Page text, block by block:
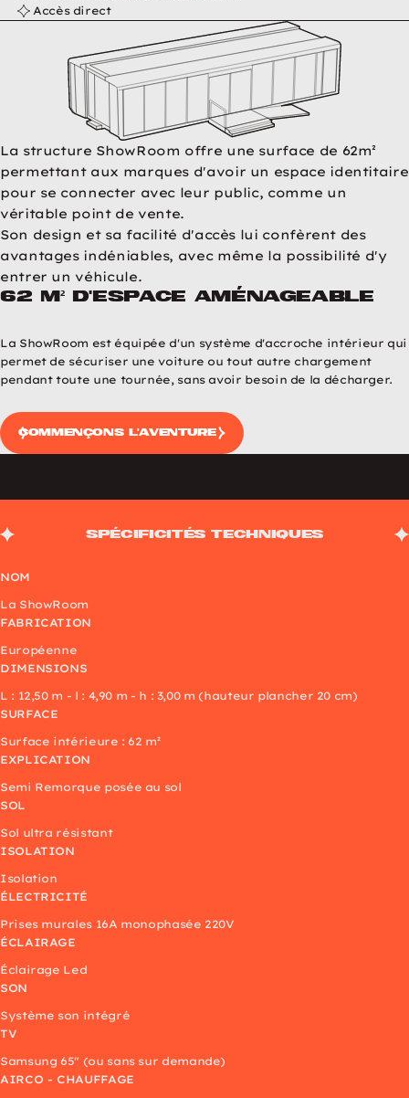
Accès direct
La structure ShowRoom offre une surface de 62m²
permettant aux marques d'avoir un espace identitaire
pour se connecter avec leur public, comme un
véritable point de vente.
Son design et sa facilité d'accès lui confèrent des
avantages indéniables, avec même la possibilité d'y
entrer un véhicule.
Photos de la ShowRoom
62 m² d'espace aménageable
La ShowRoom est équipée d'un système d'accroche intérieur qui
permet de sécuriser une voiture ou tout autre chargement
pendant toute une tournée, sans avoir besoin de la décharger.
commençons l'aventure
Spécificités techniques
NOM
La ShowRoom
FABRICATION
Européenne
DIMENSIONS
L : 12,50 m - l : 4,90 m - h : 3,00 m (hauteur plancher 20 cm)
SURFACE
Surface intérieure : 62 m²
EXPLICATION
Semi Remorque posée au sol
SOL
Sol ultra résistant
ISOLATION
Isolation
ÉLECTRICITÉ
Prises murales 16A monophasée 220V
ÉCLAIRAGE
Éclairage Led
SON
Système son intégré
TV
Samsung 65" (ou sans sur demande)
AIRCO - CHAUFFAGE